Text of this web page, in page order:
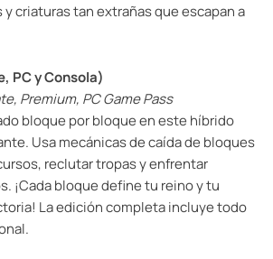
criaturas tan extrañas que escapan a
PC y Consola)
Premium, PC Game Pass
bloque por bloque en este híbrido
Usa mecánicas de caída de bloques
reclutar tropas y enfrentar
¡Cada bloque define tu reino y tu
La edición completa incluye todo